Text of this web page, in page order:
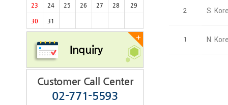
23 24 25 26 27 28 29
30 31
+
Inquiry
Customer Call Center
02-771-5593
2 S.
1 N.